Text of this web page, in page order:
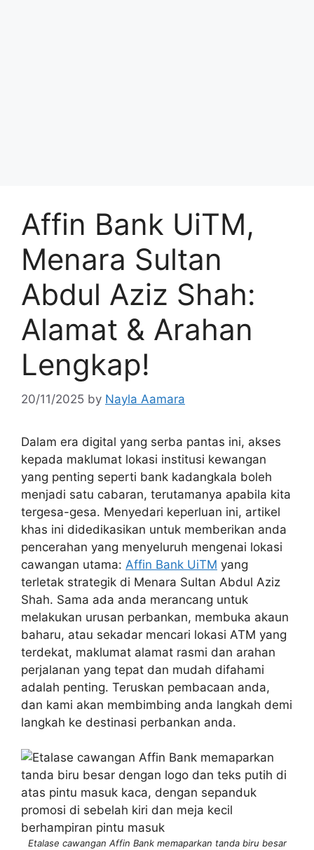
Affin Bank UiTM,
Menara Sultan
Abdul Aziz Shah:
Alamat & Arahan
Lengkap!
20/11/2025 by Nayla Aamara
Dalam era digital yang serba pantas ini, akses
kepada maklumat lokasi institusi kewangan
yang penting seperti bank kadangkala boleh
menjadi satu cabaran, terutamanya apabila kita
tergesa-gesa. Menyedari keperluan ini, artikel
khas ini didedikasikan untuk memberikan anda
pencerahan yang menyeluruh mengenai lokasi
cawangan utama: Affin Bank UiTM yang
terletak strategik di Menara Sultan Abdul Aziz
Shah. Sama ada anda merancang untuk
melakukan urusan perbankan, membuka akaun
baharu, atau sekadar mencari lokasi ATM yang
terdekat, maklumat alamat rasmi dan arahan
perjalanan yang tepat dan mudah difahami
adalah penting. Teruskan pembacaan anda,
dan kami akan membimbing anda langkah demi
langkah ke destinasi perbankan anda.
Etalase cawangan Affin Bank memaparkan tanda biru besar